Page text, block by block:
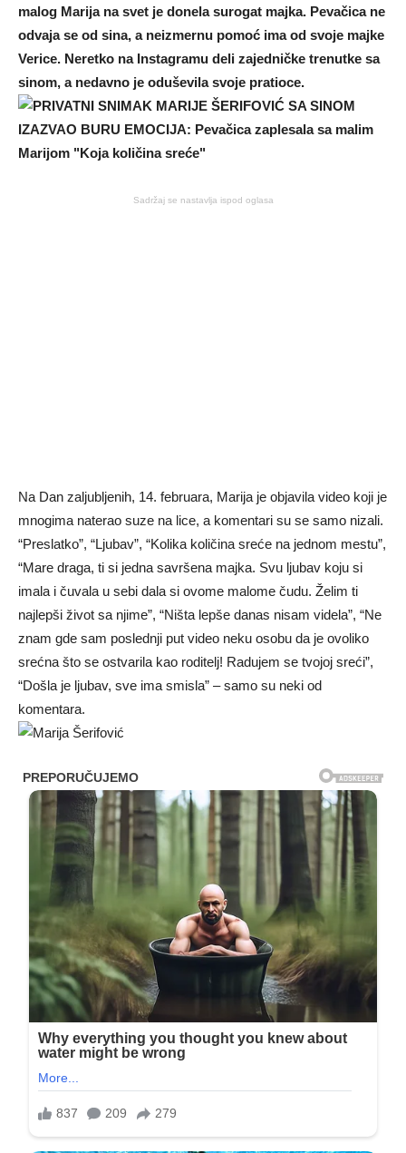
malog Marija na svet je donela surogat majka. Pevačica ne
odvaja se od sina, a neizmernu pomoć ima od svoje majke
Verice. Neretko na Instagramu deli zajedničke trenutke sa
sinom, a nedavno je oduševila svoje pratioce.
Sadržaj se nastavlja ispod oglasa
Na Dan zaljubljenih, 14. februara, Marija je objavila video koji je
mnogima naterao suze na lice, a komentari su se samo nizali.
“Preslatko”, “Ljubav”, “Kolika količina sreće na jednom mestu”,
“Mare draga, ti si jedna savršena majka. Svu ljubav koju si
imala i čuvala u sebi dala si ovome malome čudu. Želim ti
najlepši život sa njime”, “Ništa lepše danas nisam videla”, “Ne
znam gde sam poslednji put video neku osobu da je ovoliko
srećna što se ostvarila kao roditelj! Radujem se tvojoj sreći”,
“Došla je ljubav, sve ima smisla” – samo su neki od
komentara.